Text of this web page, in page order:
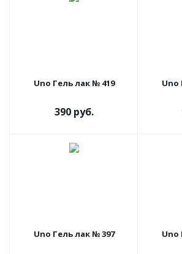
Uno Гель лак № 419
390 руб.
Uno Гель лак № 397